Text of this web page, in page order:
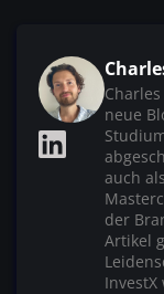
neue
auch
der
Artikel